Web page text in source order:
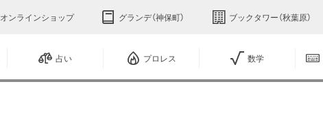
オンラインショップ グランデ（神保町） ブックタワー（秋葉原）
占い プロレス 数学